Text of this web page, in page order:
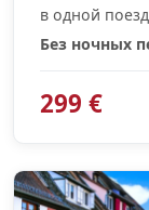
в одной
Без ночных
299 €